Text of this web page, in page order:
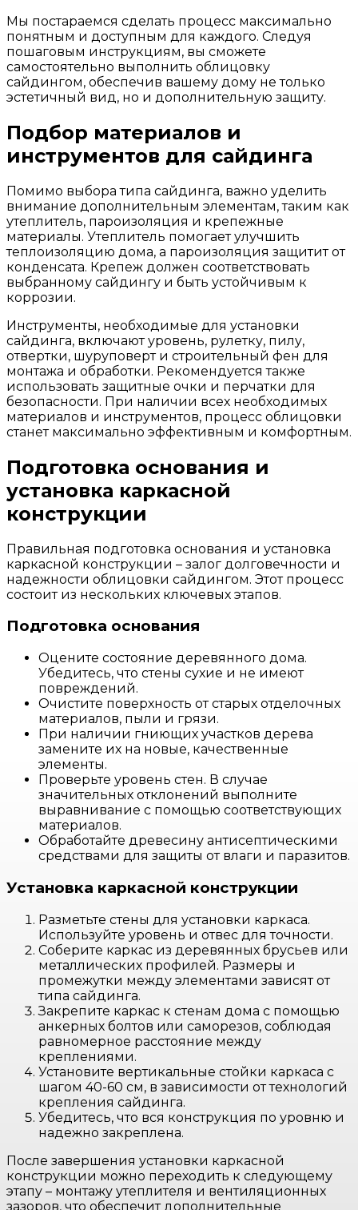
Мы постараемся сделать процесс максимально
понятным и доступным для каждого. Следуя
пошаговым инструкциям, вы сможете
самостоятельно выполнить облицовку
сайдингом, обеспечив вашему дому не только
эстетичный вид, но и дополнительную защиту.
Подбор материалов и
инструментов для сайдинга
Помимо выбора типа сайдинга, важно уделить
внимание дополнительным элементам, таким как
утеплитель, пароизоляция и крепежные
материалы. Утеплитель помогает улучшить
теплоизоляцию дома, а пароизоляция защитит от
конденсата. Крепеж должен соответствовать
выбранному сайдингу и быть устойчивым к
коррозии.
Инструменты, необходимые для установки
сайдинга, включают уровень, рулетку, пилу,
отвертки, шуруповерт и строительный фен для
монтажа и обработки. Рекомендуется также
использовать защитные очки и перчатки для
безопасности. При наличии всех необходимых
материалов и инструментов, процесс облицовки
станет максимально эффективным и комфортным.
Подготовка основания и
установка каркасной
конструкции
Правильная подготовка основания и установка
каркасной конструкции – залог долговечности и
надежности облицовки сайдингом. Этот процесс
состоит из нескольких ключевых этапов.
Подготовка основания
Оцените состояние деревянного дома.
Убедитесь, что стены сухие и не имеют
повреждений.
Очистите поверхность от старых отделочных
материалов, пыли и грязи.
При наличии гниющих участков дерева
замените их на новые, качественные
элементы.
Проверьте уровень стен. В случае
значительных отклонений выполните
выравнивание с помощью соответствующих
материалов.
Обработайте древесину антисептическими
средствами для защиты от влаги и паразитов.
Установка каркасной конструкции
Разметьте стены для установки каркаса.
Используйте уровень и отвес для точности.
Соберите каркас из деревянных брусьев или
металлических профилей. Размеры и
промежутки между элементами зависят от
типа сайдинга.
Закрепите каркас к стенам дома с помощью
анкерных болтов или саморезов, соблюдая
равномерное расстояние между
креплениями.
Установите вертикальные стойки каркаса с
шагом 40-60 см, в зависимости от технологий
крепления сайдинга.
Убедитесь, что вся конструкция по уровню и
надежно закреплена.
После завершения установки каркасной
конструкции можно переходить к следующему
этапу – монтажу утеплителя и вентиляционных
зазоров, что обеспечит дополнительные